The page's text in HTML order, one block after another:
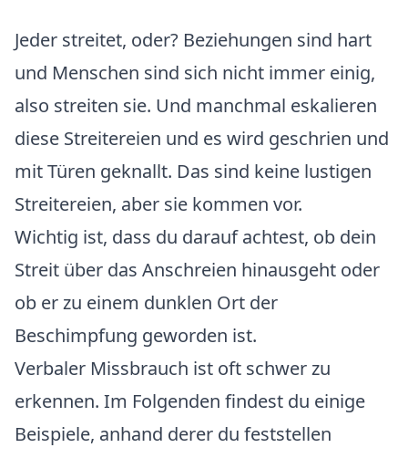
Jeder streitet, oder? Beziehungen sind hart
und Menschen sind sich nicht immer einig,
also streiten sie. Und manchmal eskalieren
diese Streitereien und es wird geschrien und
mit Türen geknallt. Das sind keine lustigen
Streitereien, aber sie kommen vor.
Wichtig ist, dass du darauf achtest, ob dein
Streit über das Anschreien hinausgeht oder
ob er zu einem dunklen Ort der
Beschimpfung geworden ist.
Verbaler Missbrauch ist oft schwer zu
erkennen. Im Folgenden findest du einige
Beispiele, anhand derer du feststellen